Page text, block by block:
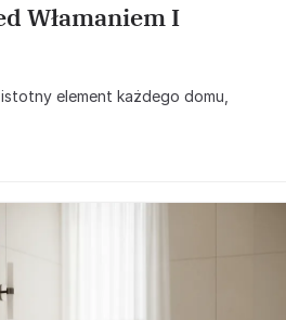
Włamaniem I
element każdego domu,